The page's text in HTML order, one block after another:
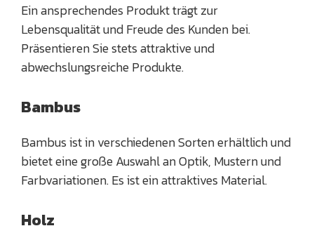
Ein ansprechendes Produkt trägt zur
Lebensqualität und Freude des Kunden bei.
Präsentieren Sie stets attraktive und
abwechslungsreiche Produkte.
Bambus
Bambus ist in verschiedenen Sorten erhältlich und
bietet eine große Auswahl an Optik, Mustern und
Farbvariationen. Es ist ein attraktives Material.
Holz